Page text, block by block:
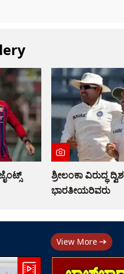
ಶ್ರೀಲಂಕಾ ವಿರುದ್ಧ
ಭಾರತೀಯರಿವರು
View More